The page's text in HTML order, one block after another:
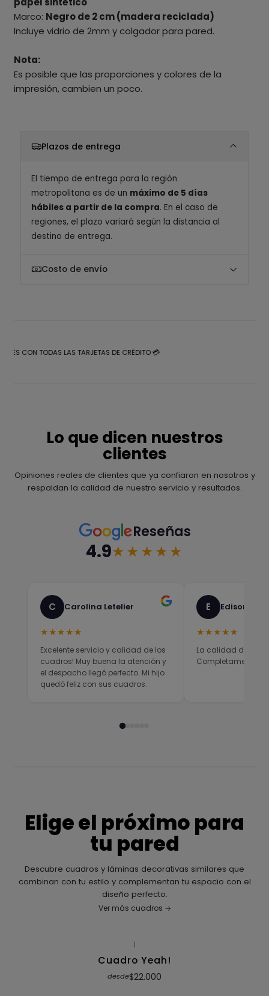
Marco: Negro de 2 cm (madera reciclada)
Incluye vidrio de 2mm y colgador para pared.
Nota:
Es posible que las proporciones y colores de la
impresión, cambien un poco.
Plazos de entrega
El tiempo de entrega para la región
metropolitana es de un máximo de 5 días
hábiles a partir de la compra. En el caso de
regiones, el plazo variará según la distancia al
destino de entrega.
Costo de envío
CON TODAS LAS TARJETAS DE CRÉDITO 💳
Lo que dicen nuestros
clientes
Opiniones reales de clientes que ya confiaron en nosotros y
respaldan la calidad de nuestro servicio y resultados.
Reseñas
4.9★★★★★
C Carolina Letelier
★★★★★
Excelente servicio y calidad de los
cuadros! Muy buena la atención y
el despacho llegó perfecto. Mi hijo
quedó feliz con sus cuadros.
E Edison
★★★★★
La calidad del
Completamente
Elige el próximo para
tu pared
Descubre cuadros y láminas decorativas similares que
combinan con tu estilo y complementan tu espacio con el
diseño perfecto.
Ver más cuadros
|
Cuadro Yeah!
desde$22.000